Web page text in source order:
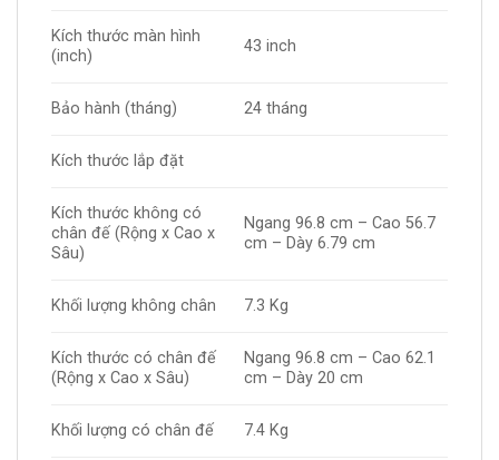
Kích thước màn hình
(inch)
43 inch
Bảo hành (tháng) 24 tháng
Kích thước lắp đặt
Kích thước không có
chân đế (Rộng x Cao x
Sâu)
Ngang 96.8 cm – Cao 56.7
cm – Dày 6.79 cm
Khối lượng không chân 7.3 Kg
Kích thước có chân đế
(Rộng x Cao x Sâu)
Ngang 96.8 cm – Cao 62.1
cm – Dày 20 cm
Khối lượng có chân đế 7.4 Kg